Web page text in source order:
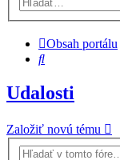
Obsah portálu
Hľadať
Udalosti
Založiť novú tému